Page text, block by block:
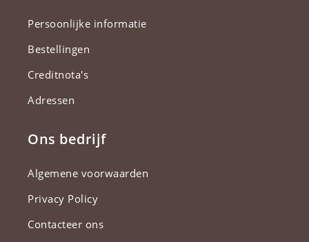
Persoonlijke informatie
Bestellingen
Creditnota's
Adressen
Ons bedrijf
Algemene voorwaarden
Privacy Policy
Contacteer ons